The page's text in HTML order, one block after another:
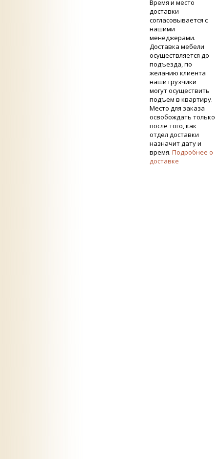
Время и место
доставки
согласовывается с
нашими
менеджерами.
Доставка мебели
осуществляется до
подъезда, по
желанию клиента
наши грузчики
могут осуществить
подъем в квартиру.
Место для заказа
освобождать только
после того, как
отдел доставки
назначит дату и
время. Подробнее о
доставке